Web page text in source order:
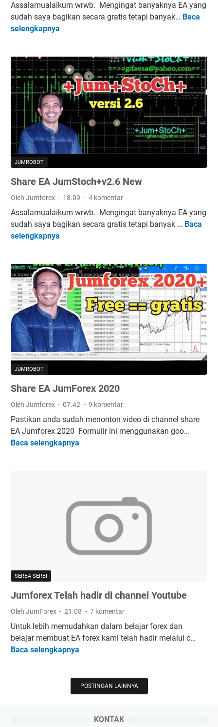
Assalamualaikum wrwb. Mengingat banyaknya EA yang
sudah saya bagikan secara gratis tetapi banyak… Baca
selengkapnya
S
e
E
A
J
u
m
S
c
h
+
2
.
e
w
JUMROBOT
Share EA JumStoch+v2.6 New
Oleh Jumforex 18.09 4 komentar
Assalamualaikum wrwb. Mengingat banyaknya EA yang
sudah saya bagikan secara gratis tetapi banyak … Baca
selengkapnya
S
e
E
A
J
u
m
t
c
h
+
2
.
6
JUMROBOT
Share EA JumForex 2020
Oleh Jumforex 07.42 9 komentar
Pastikan anda sudah menonton video di channel share
EA Jumforex 2020 Formulir ini menggunakan goo…
Baca selengkapnya
E
m
e
x
0
2
SERBA SERBI
Jumforex Telah hadir di channel Youtube
Oleh JumForex 21.08 7 komentar
Untuk lebih memudahkan dalam belajar forex dan
belajar membuat EA forex kami telah hadir melalui c…
Baca selengkapnya
f
o
POSTINGAN LAINNYA
KONTAK